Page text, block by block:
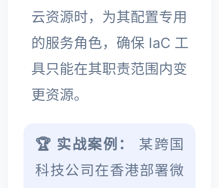
云资源时，为其配置专用
的服务角色，确保 IaC 工
具只能在其职责范围内变
更资源。
🏆 实战案例：
某跨国
科技公司在香港部署微